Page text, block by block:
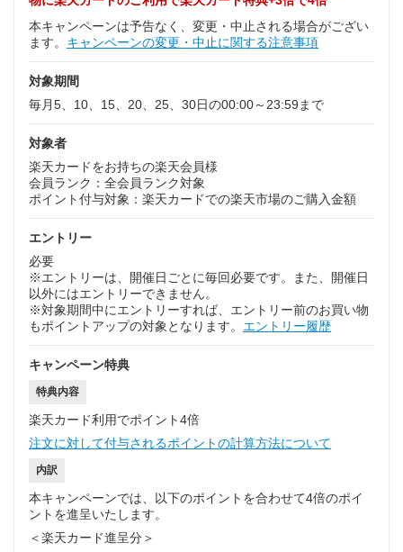
本キャンペーンは予告なく、変更・中止される場合がござい
ます。 キャンペーンの変更・中止に関する注意事項
対象期間
毎月5、10、15、20、25、30日の00:00～23:59まで
対象者
楽天カードをお持ちの楽天会員様
会員ランク：全会員ランク対象
ポイント付与対象：楽天カードでの楽天市場のご購入金額
エントリー
必要
※エントリーは、開催日ごとに毎回必要です。また、開催日
以外にはエントリーできません。
※対象期間中にエントリーすれば、エントリー前のお買い物
もポイントアップの対象となります。 エントリー履歴
キャンペーン特典
特典内容
楽天カード利用でポイント4倍
注文に対して付与されるポイントの計算方法について
内訳
本キャンペーンでは、以下のポイントを合わせて4倍のポイ
ントを進呈いたします。
＜楽天カード進呈分＞